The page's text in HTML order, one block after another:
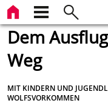
Dem
Weg
MIT KINDERN UND
WOLFSVORKOMMEN